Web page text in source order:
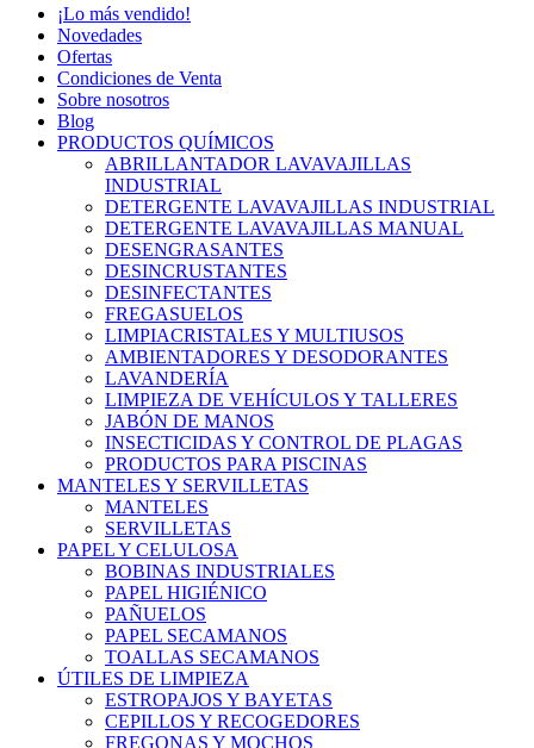
¡Lo más vendido!
Novedades
Ofertas
Condiciones de Venta
Sobre nosotros
Blog
PRODUCTOS QUÍMICOS
ABRILLANTADOR LAVAVAJILLAS
INDUSTRIAL
DETERGENTE LAVAVAJILLAS INDUSTRIAL
DETERGENTE LAVAVAJILLAS MANUAL
DESENGRASANTES
DESINCRUSTANTES
DESINFECTANTES
FREGASUELOS
LIMPIACRISTALES Y MULTIUSOS
AMBIENTADORES Y DESODORANTES
LAVANDERÍA
LIMPIEZA DE VEHÍCULOS Y TALLERES
JABÓN DE MANOS
INSECTICIDAS Y CONTROL DE PLAGAS
PRODUCTOS PARA PISCINAS
MANTELES Y SERVILLETAS
MANTELES
SERVILLETAS
PAPEL Y CELULOSA
BOBINAS INDUSTRIALES
PAPEL HIGIÉNICO
PAÑUELOS
PAPEL SECAMANOS
TOALLAS SECAMANOS
ÚTILES DE LIMPIEZA
ESTROPAJOS Y BAYETAS
CEPILLOS Y RECOGEDORES
FREGONAS Y MOCHOS